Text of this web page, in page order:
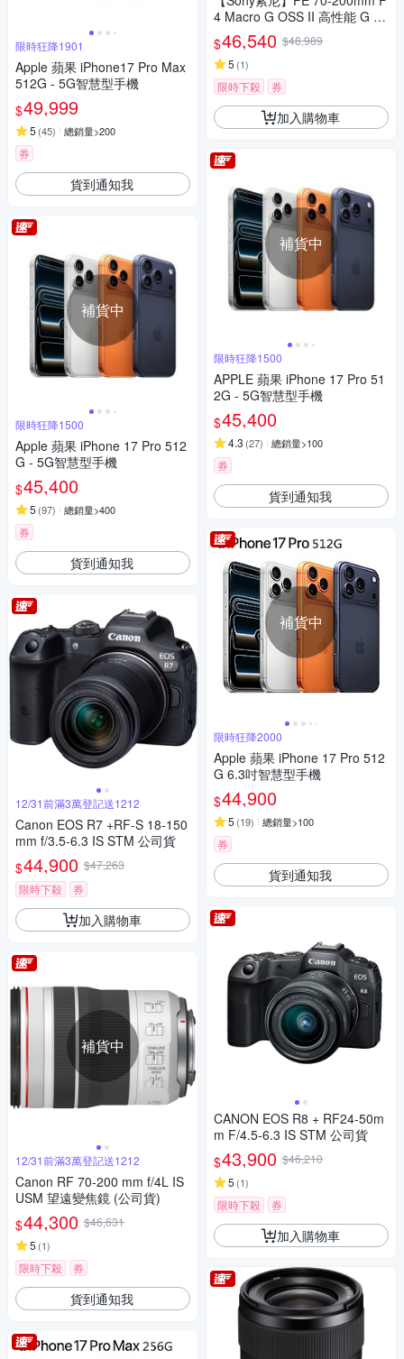
限時狂降1901
Apple 蘋果 iPhone17 Pro Max
512G - 5G智慧型手機
$49,999
5 (45) 總銷量>200
券
貨到通知我
補貨中
限時狂降1500
Apple 蘋果 iPhone 17 Pro 512
G - 5G智慧型手機
$45,400
5 (97) 總銷量>400
券
貨到通知我
12/31前滿3萬登記送1212
Canon EOS R7 +RF-S 18-150
mm f/3.5-6.3 IS STM 公司貨
$44,900 $47,263
限時下殺
券
加入購物車
補貨中
12/31前滿3萬登記送1212
Canon RF 70-200 mm f/4L IS
USM 望遠變焦鏡 (公司貨)
$44,300 $46,631
5 (1)
限時下殺 券
貨到通知我
4 Macro G OSS II 高性能 G 系
列望遠變焦鏡頭 SEL70200G2
(公司貨 保固24個月)
$46,540 $48,989
5 (1)
限時下殺 券
加入購物車
補貨中
限時狂降1500
APPLE 蘋果 iPhone 17 Pro 51
2G - 5G智慧型手機
$45,400
4.3 (27) 總銷量>100
券
貨到通知我
補貨中
限時狂降2000
Apple 蘋果 iPhone 17 Pro 512
G 6.3吋智慧型手機
$44,900
5 (19) 總銷量>100
券
貨到通知我
CANON EOS R8 + RF24-50m
m F/4.5-6.3 IS STM 公司貨
$43,900 $46,210
5 (1)
限時下殺 券
加入購物車